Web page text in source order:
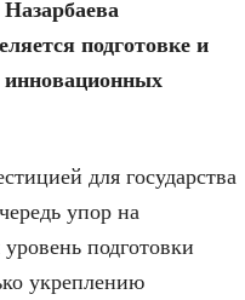
подготовке и
инновационных
для государства
упор на
подготовки
укреплению